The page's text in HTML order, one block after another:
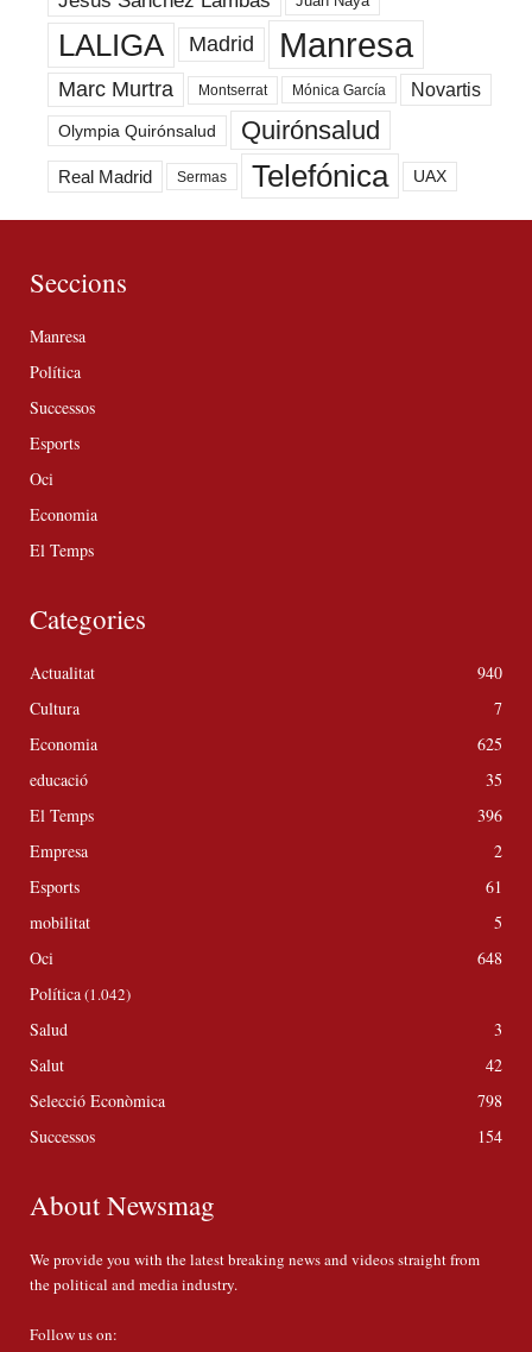
LALIGA Madrid Manresa
Marc Murtra Montserrat Mónica García Novartis
Olympia Quirónsalud Quirónsalud
Real Madrid Sermas Telefónica UAX
Seccions
Manresa
Política
Successos
Esports
Oci
Economia
El Temps
Categories
Actualitat
940
Cultura
7
Economia
625
educació
35
El Temps
396
Empresa
2
Esports
61
mobilitat
5
Oci
648
Política(1.042)
Salud
3
Salut
42
Selecció Econòmica
798
Successos
154
About Newsmag
We provide you with the latest breaking news and videos straight from
the political and media industry.
Follow us on: